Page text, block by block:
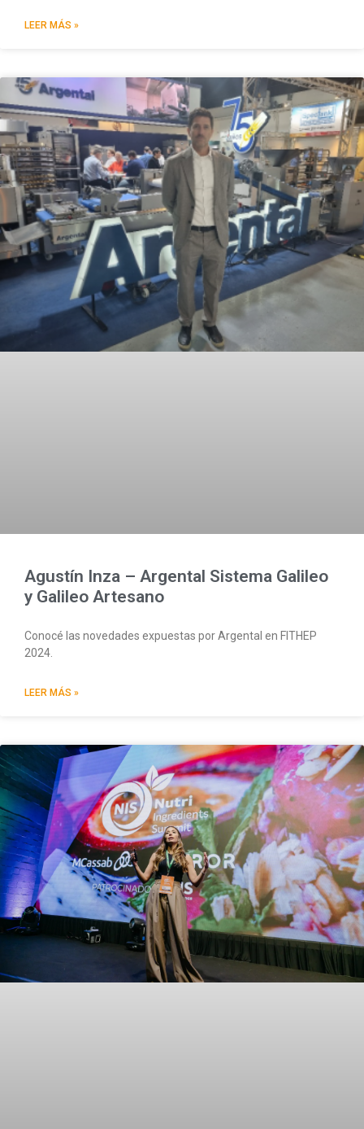
LEER MÁS »
Agustín Inza – Argental Sistema Galileo
y Galileo Artesano
Conocé las novedades expuestas por Argental en FITHEP
2024.
LEER MÁS »